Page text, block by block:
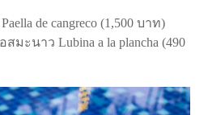
de cangreco (1,500 บาท)
ะนาว Lubina a la plancha (490